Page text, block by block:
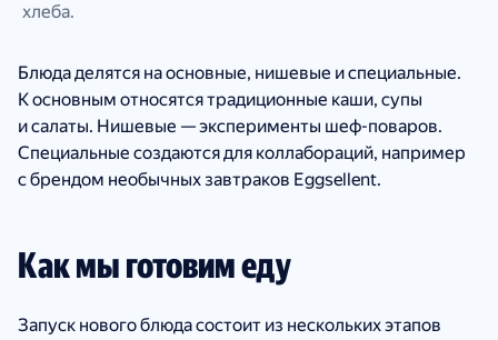
хлеба.
Блюда делятся на основные, нишевые и специальные.
К основным относятся традиционные каши, супы
и салаты. Нишевые — эксперименты шеф-поваров.
Специальные создаются для коллабораций, например
с брендом необычных завтраков Eggsellent.
Как мы готовим еду
Запуск нового блюда состоит из нескольких этапов